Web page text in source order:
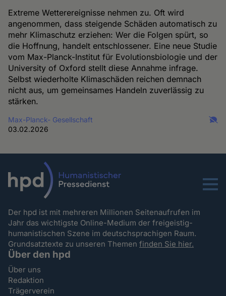
Extreme Wetterereignisse nehmen zu. Oft wird
angenommen, dass steigende Schäden automatisch zu
mehr Klimaschutz erziehen: Wer die Folgen spürt, so
die Hoffnung, handelt entschlossener. Eine neue Studie
vom Max-Planck-Institut für Evolutionsbiologie und der
University of Oxford stellt diese Annahme infrage.
Selbst wiederholte Klimaschäden reichen demnach
nicht aus, um gemeinsames Handeln zuverlässig zu
stärken.
Max-Planck- Gesellschaft
03.02.2026
Menu
Der hpd ist mit mehreren Millionen Seitenaufrufen im
Jahr das wichtigste Online-Medium der freigeistig-
humanistischen Szene im deutschsprachigen Raum.
Grundsatztexte zu unseren Themenfinden Sie hier.
Über den hpd
Über uns
Redaktion
Trägerverein